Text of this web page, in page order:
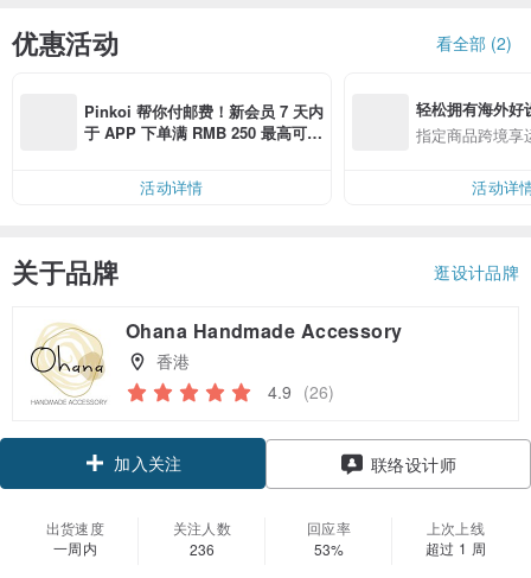
优惠活动 看全部 (2)
Pinkoi 帮你付邮费！新会员 7 天内
于 APP 下单满 RMB 250 最高可折
活动详情
轻松拥有海外好
指定商品跨境享
活动详
关于品牌 逛设计品牌
Ohana Handmade Accessory
香港
4.9 (26)
加入关注 联络设计师
出货速度
一周内
关注人数
236
回应率
53%
上次上线
超过 1 周